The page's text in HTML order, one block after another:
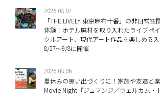
2026.08.07
「THE LIVELY 東京麻布十番」の非日常
体験！ホテル廃材を取り入れたライブペ
クルアート、現代アート作品を楽しめる
8/27～9/8に開催
2026.08.06
夏休みの思い出づくりに！家族や友達と
Movie Night『ジュマンジ／ウェルカム・